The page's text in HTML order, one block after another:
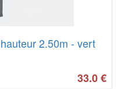
2.50m - vert
33.0€